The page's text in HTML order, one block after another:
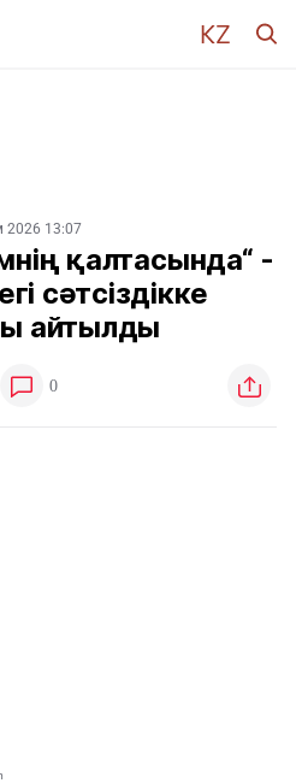
2026 13:07
қалтасында“ -
сәтсіздікке
айтылды
0